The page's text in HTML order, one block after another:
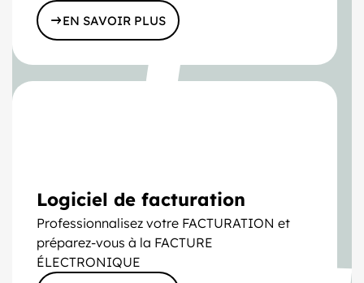
EN SAVOIR PLUS
Logiciel de facturation
Professionnalisez votre FACTURATION et
préparez-vous à la FACTURE
ÉLECTRONIQUE